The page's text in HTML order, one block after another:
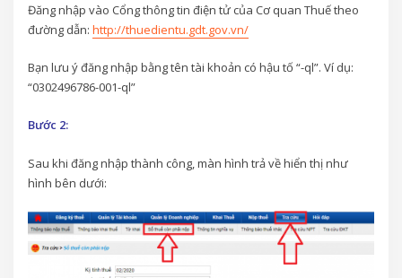
Đăng nhập vào Cổng thông tin điện tử của Cơ quan Thuế theo
đường dẫn:http://thuedientu.gdt.gov.vn/
Bạn lưu ý đăng nhập bằng tên tài khoản có hậu tố “-ql”. Ví dụ:
“0302496786-001-ql”
Bước 2:
Sau khi đăng nhập thành công, màn hình trả về hiển thị như
hình bên dưới: